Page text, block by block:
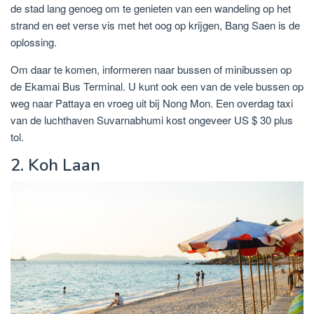
de stad lang genoeg om te genieten van een wandeling op het
strand en eet verse vis met het oog op krijgen, Bang Saen is de
oplossing.
Om daar te komen, informeren naar bussen of minibussen op
de Ekamai Bus Terminal. U kunt ook een van de vele bussen op
weg naar Pattaya en vroeg uit bij Nong Mon. Een overdag taxi
van de luchthaven Suvarnabhumi kost ongeveer US $ 30 plus
tol.
2. Koh Laan